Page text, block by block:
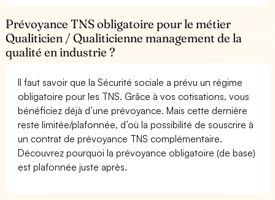
Prévoyance TNS obligatoire pour le métier
Qualiticien / Qualiticienne management de la
qualité en industrie ?
Il faut savoir que la Sécurité sociale a prévu un régime
obligatoire pour les TNS. Grâce à vos cotisations, vous
bénéficiez déjà d’une prévoyance. Mais cette dernière
reste limitée/plafonnée, d’où la possibilité de souscrire à
un contrat de prévoyance TNS complémentaire.
Découvrez pourquoi la prévoyance obligatoire (de base)
est plafonnée juste après.